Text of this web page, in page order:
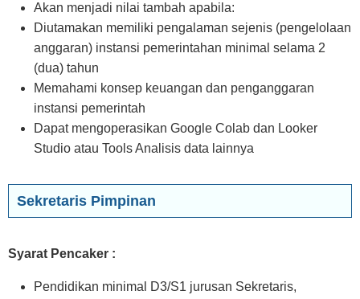
Akan menjadi nilai tambah apabila:
Diutamakan memiliki pengalaman sejenis (pengelolaan
anggaran) instansi pemerintahan minimal selama 2
(dua) tahun
Memahami konsep keuangan dan penganggaran
instansi pemerintah
Dapat mengoperasikan Google Colab dan Looker
Studio atau Tools Analisis data lainnya
Sekretaris Pimpinan
Syarat Pencaker :
Pendidikan minimal D3/S1 jurusan Sekretaris,